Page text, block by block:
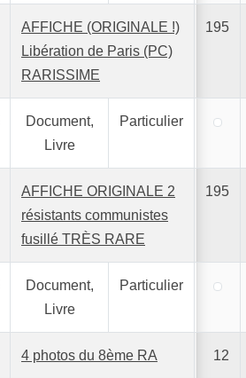
AFFICHE (ORIGINALE !)
Libération de Paris (PC)
RARISSIME
195
Document,
Livre
Particulier
AFFICHE ORIGINALE 2
résistants communistes
fusillé TRÈS RARE
195
Document,
Livre
Particulier
4 photos du 8ème RA 12